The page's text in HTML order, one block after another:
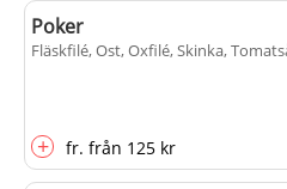
Poker
Fläskfilé, Ost, Oxfilé, Skinka,
+ fr. från 125 kr